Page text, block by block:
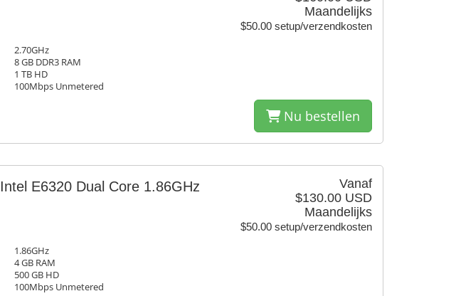
Maandelijks
$50.00 setup/verzendkosten
2.70GHz
8 GB DDR3 RAM
1 TB HD
100Mbps Unmetered
Nu bestellen
Vanaf
$130.00 USD
Maandelijks
$50.00 setup/verzendkosten
Intel E6320 Dual Core 1.86GHz
1.86GHz
4 GB RAM
500 GB HD
100Mbps Unmetered